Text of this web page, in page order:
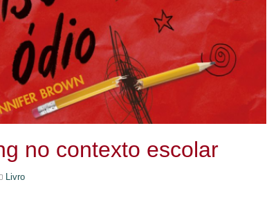
no contexto escolar
Livro